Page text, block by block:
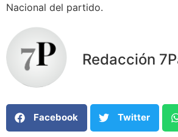
Nacional del partido.
Redacción
Facebook Twitter